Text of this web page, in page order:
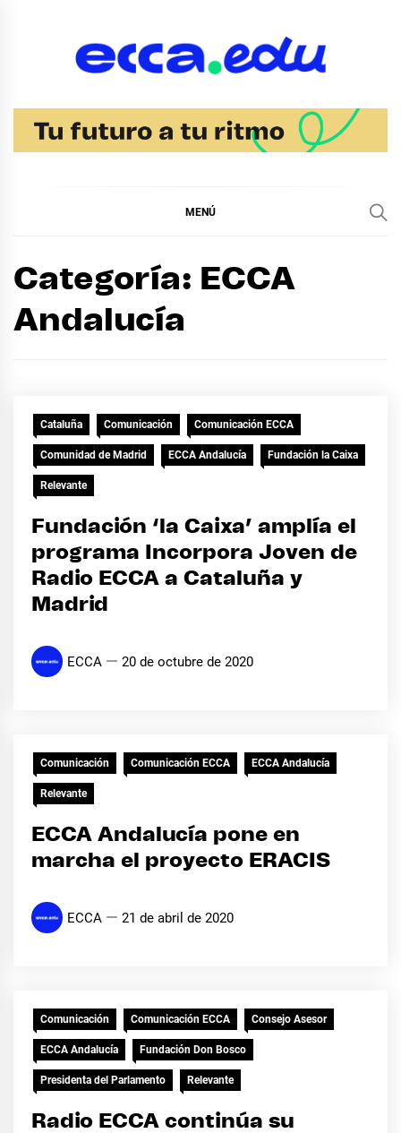
MENÚ
Categoría: ECCA
Andalucía
Cataluña Comunicación Comunicación ECCA
Comunidad de Madrid ECCA Andalucía Fundación la Caixa
Relevante
Fundación ‘la Caixa’ amplía el
programa Incorpora Joven de
Radio ECCA a Cataluña y
Madrid
ECCA 20 de octubre de 2020
Comunicación Comunicación ECCA ECCA Andalucía
Relevante
ECCA Andalucía pone en
marcha el proyecto ERACIS
ECCA 21 de abril de 2020
Comunicación Comunicación ECCA Consejo Asesor
ECCA Andalucía Fundación Don Bosco
Presidenta del Parlamento Relevante
Radio ECCA continúa su